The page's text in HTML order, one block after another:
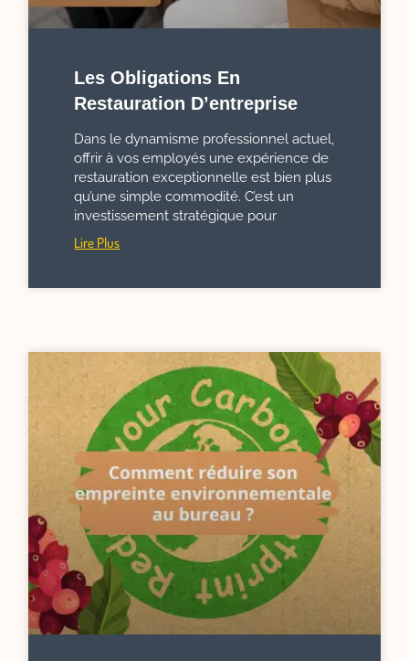
Les Obligations En
Restauration D’entreprise
Dans le dynamisme professionnel actuel,
offrir à vos employés une expérience de
restauration exceptionnelle est bien plus
qu’une simple commodité. C’est un
investissement stratégique pour
Lire Plus